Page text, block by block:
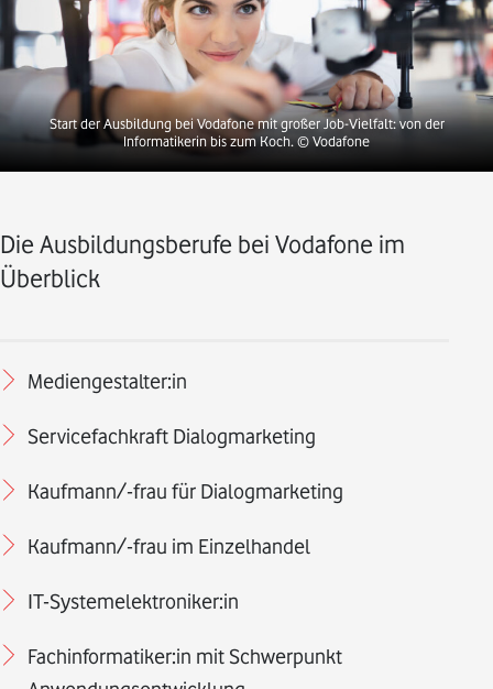
Start der Ausbildung bei Vodafone mit großer Job-Vielfalt: von der
Informatikerin bis zum Koch.© Vodafone
Die Ausbildungsberufe bei Vodafone im
Überblick
Mediengestalter:in
Servicefachkraft Dialogmarketing
Kaufmann/-frau für Dialogmarketing
Kaufmann/-frau im Einzelhandel
IT-Systemelektroniker:in
Fachinformatiker:in mit Schwerpunkt